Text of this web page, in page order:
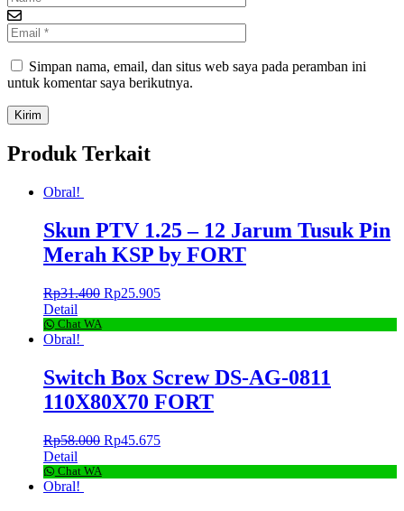
Simpan nama, email, dan situs web saya pada peramban ini
untuk komentar saya berikutnya.
Produk Terkait
Obral!
Skun PTV 1.25 – 12 Jarum Tusuk Pin
Merah KSP by FORT
Rp31.400 Rp25.905
Detail
Chat WA
Obral!
Switch Box Screw DS-AG-0811
110X80X70 FORT
Rp58.000 Rp45.675
Detail
Chat WA
Obral!